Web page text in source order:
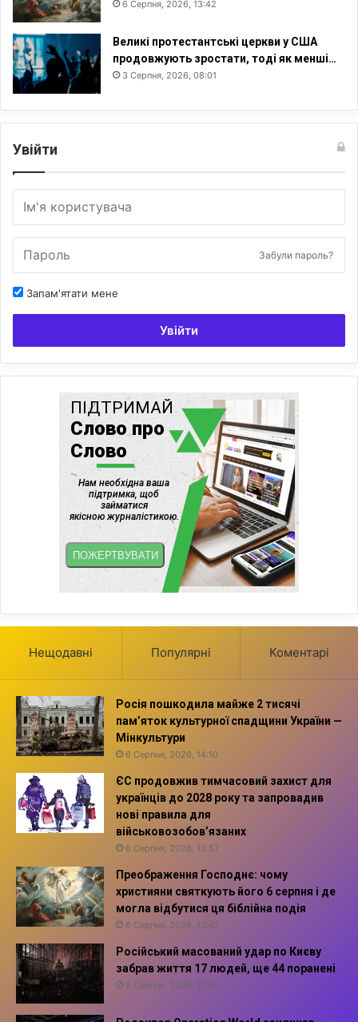
6 Серпня, 2026, 13:42
Великі протестантські церкви у США
продовжують зростати, тоді як менші…
3 Серпня, 2026, 08:01
Увійти
Забули пароль?
Запам'ятати мене
Увійти
Нещодавні Популярні Коментарі
Росія пошкодила майже 2 тисячі
пам’яток культурної спадщини України —
Мінкультури
6 Серпня, 2026, 14:10
ЄС продовжив тимчасовий захист для
українців до 2028 року та запровадив
нові правила для
військовозобов’язаних
6 Серпня, 2026, 13:57
Преображення Господнє: чому
християни святкують його 6 серпня і де
могла відбутися ця біблійна подія
6 Серпня, 2026, 13:42
Російський масований удар по Києву
забрав життя 17 людей, ще 44 поранені
5 Серпня, 2026, 11:16